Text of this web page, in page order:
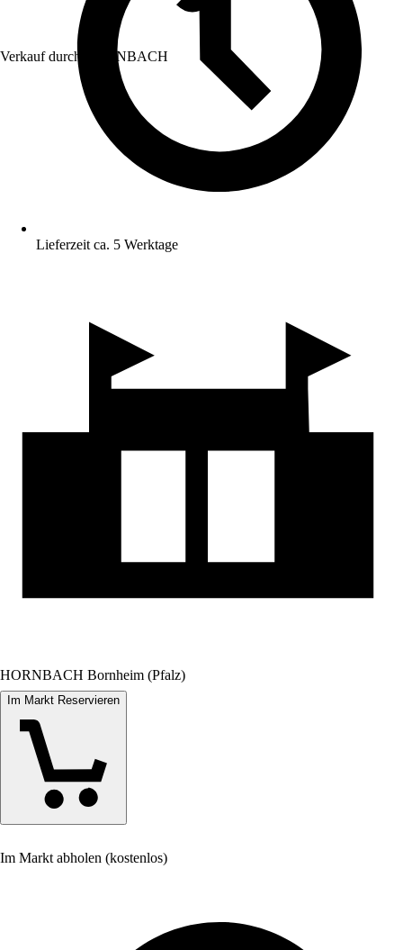
Verkauf durch: HORNBACH
Lieferzeit ca. 5 Werktage
HORNBACH Bornheim (Pfalz)
Im Markt Reservieren
Im Markt abholen (kostenlos)